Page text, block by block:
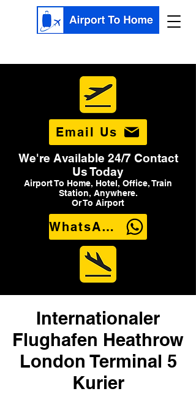
Email Us
We're Available 24/7 Contact
Us Today
Airport To Home, Hotel, Office, Train
Station, Anywhere.
Or To Airport
WhatsApp Us
Internationaler
Flughafen Heathrow
London Terminal 5
Kurier